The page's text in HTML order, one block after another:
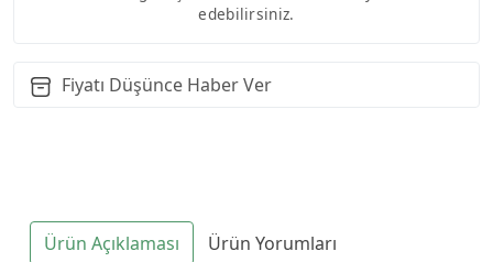
edebilirsiniz.
Fiyatı Düşünce Haber Ver
Ürün Açıklaması Ürün Yorumları